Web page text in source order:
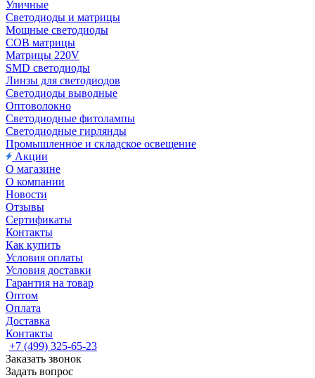
Уличные
Светодиоды и матрицы
Мощные светодиоды
COB матрицы
Матрицы 220V
SMD светодиоды
Линзы для светодиодов
Светодиоды выводные
Оптоволокно
Светодиодные фитолампы
Светодиодные гирлянды
Промышленное и складское освещение
Акции
О магазине
О компании
Новости
Отзывы
Сертификаты
Контакты
Как купить
Условия оплаты
Условия доставки
Гарантия на товар
Оптом
Оплата
Доставка
Контакты
+7 (499) 325-65-23
Заказать звонок
Задать вопрос